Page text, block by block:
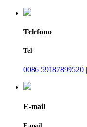
Telefono
Tel
0086 59187899520
E-mail
E-mail